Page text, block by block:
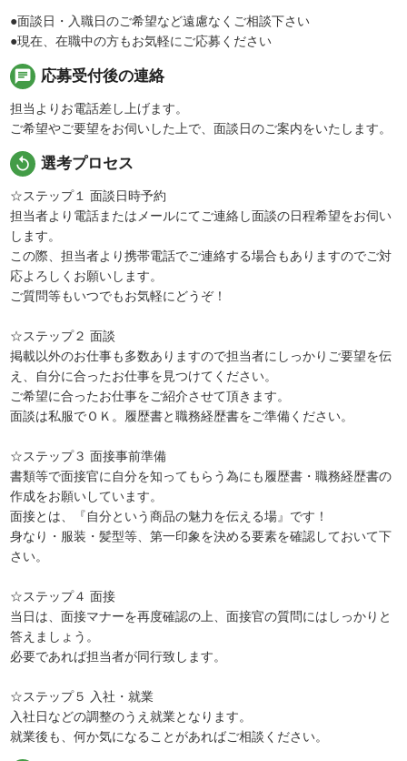
●面談日・入職日のご希望など遠慮なくご相談下さい
●現在、在職中の方もお気軽にご応募ください
chat 応募受付後の連絡
担当よりお電話差し上げます。
ご希望やご要望をお伺いした上で、面談日のご案内をいたします。
replay 選考プロセス
☆ステップ１ 面談日時予約
担当者より電話またはメールにてご連絡し面談の日程希望をお伺い
します。
この際、担当者より携帯電話でご連絡する場合もありますのでご対
応よろしくお願いします。
ご質問等もいつでもお気軽にどうぞ！
☆ステップ２ 面談
掲載以外のお仕事も多数ありますので担当者にしっかりご要望を伝
え、自分に合ったお仕事を見つけてください。
ご希望に合ったお仕事をご紹介させて頂きます。
面談は私服でＯＫ。履歴書と職務経歴書をご準備ください。
☆ステップ３ 面接事前準備
書類等で面接官に自分を知ってもらう為にも履歴書・職務経歴書の
作成をお願いしています。
面接とは、『自分という商品の魅力を伝える場』です！
身なり・服装・髪型等、第一印象を決める要素を確認しておいて下
さい。
☆ステップ４ 面接
当日は、面接マナーを再度確認の上、面接官の質問にはしっかりと
答えましょう。
必要であれば担当者が同行致します。
☆ステップ５ 入社・就業
入社日などの調整のうえ就業となります。
就業後も、何か気になることがあればご相談ください。